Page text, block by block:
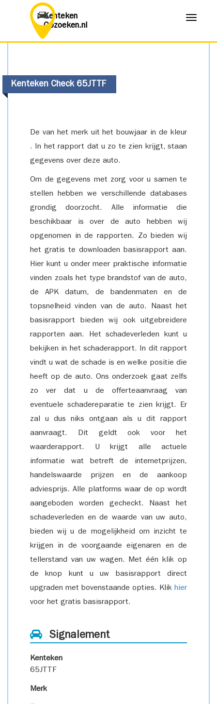
Kenteken
Opzoeken.nl
Menu
Kenteken Check 65JTTF
De van het merk uit het bouwjaar in de kleur
. In het rapport dat u zo te zien krijgt, staan
gegevens over deze auto.
Om de gegevens met zorg voor u samen te
stellen hebben we verschillende databases
grondig doorzocht. Alle informatie die
beschikbaar is over de auto hebben wij
opgenomen in de rapporten. Zo bieden wij
het gratis te downloaden basisrapport aan.
Hier kunt u onder meer praktische informatie
vinden zoals het type brandstof van de auto,
de APK datum, de bandenmaten en de
topsnelheid vinden van de auto. Naast het
basisrapport bieden wij ook uitgebreidere
rapporten aan. Het schadeverleden kunt u
bekijken in het schaderapport. In dit rapport
vindt u wat de schade is en welke positie die
heeft op de auto. Ons onderzoek gaat zelfs
zo ver dat u de offerteaanvraag van
eventuele schadereparatie te zien krijgt. Er
zal u dus niks ontgaan als u dit rapport
aanvraagt. Dit geldt ook voor het
waarderapport. U krijgt alle actuele
informatie wat betreft de internetprijzen,
handelswaarde prijzen en de aankoop
adviesprijs. Alle platforms waar de op wordt
aangeboden worden gecheckt. Naast het
schadeverleden en de waarde van uw auto,
bieden wij u de mogelijkheid om inzicht te
krijgen in de voorgaande eigenaren en de
tellerstand van uw wagen. Met één klik op
de knop kunt u uw basisrapport direct
upgraden met bovenstaande opties. Klik hier
voor het gratis basisrapport.
Signalement
Kenteken
65JTTF
Merk